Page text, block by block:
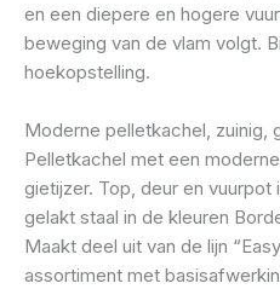
en een diepere en hogere
beweging van de vlam volgt.
hoekopstelling.
Moderne pelletkachel, zuinig,
Pelletkachel met een
gietijzer. Top, deur en vuurpot
gelakt staal in de kleuren
Maakt deel uit van de lijn
assortiment met